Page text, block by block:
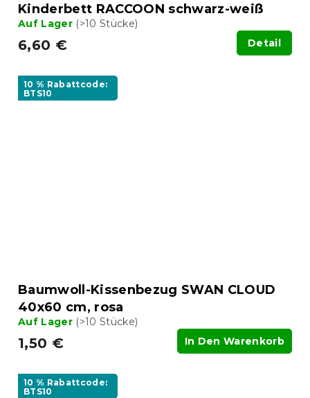
Kinderbett RACCOON schwarz-weiß
Auf Lager (>10 Stücke)
6,60 € Detail
10 % Rabattcode:
BTS10
Baumwoll-Kissenbezug SWAN CLOUD
40x60 cm, rosa
Auf Lager (>10 Stücke)
1,50 € In Den Warenkorb
10 % Rabattcode:
BTS10